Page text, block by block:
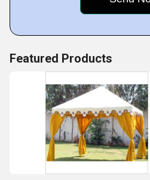
Featured Products